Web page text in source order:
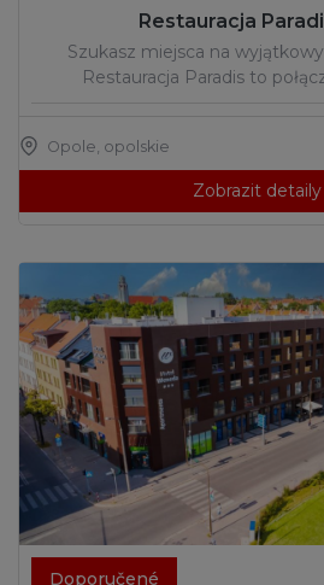
Restauracja
Szukasz miejsca na
Restauracja Paradis to
Opole opolskie
Zobrazit detaily
Doporučené